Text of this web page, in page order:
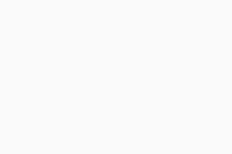
in one-criterion variance